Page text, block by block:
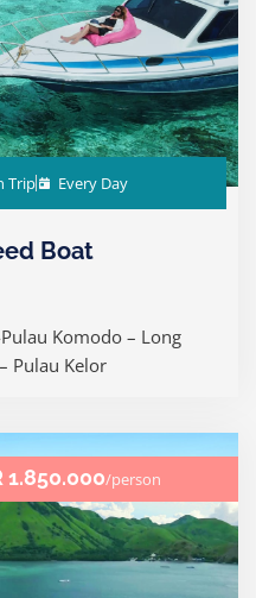
Trip Every Day
Boat
Komodo – Long
Pulau Kelor
1.850.000/person